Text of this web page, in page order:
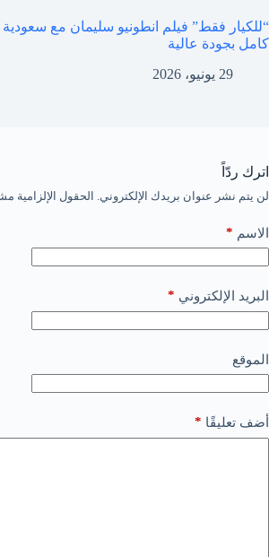
كامل بجودة عالية
29 يونيو، 2026
اترك ردّاً
لن يتم نشر عنوان بريدك الإلكتروني. الحقول الإلزامية
الاسم *
البريد الإلكتروني *
الموقع
أضف تعليقًا *